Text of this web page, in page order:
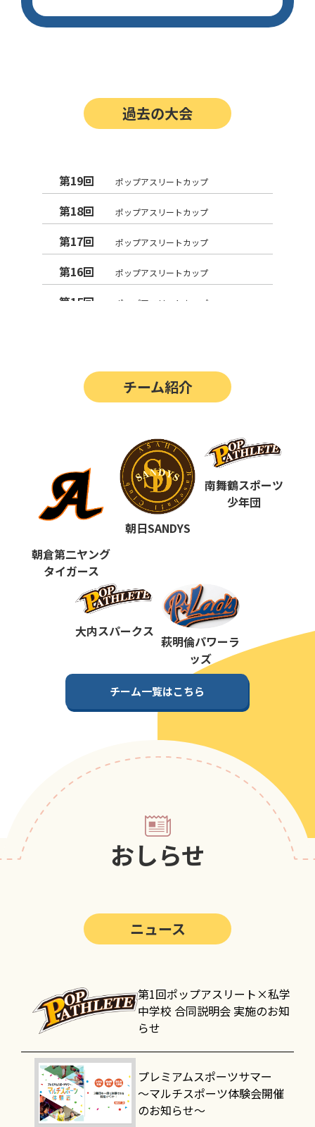
過去の大会
第19回 ポップアスリートカップ
第18回 ポップアスリートカップ
第17回 ポップアスリートカップ
第16回 ポップアスリートカップ
第15回 ポップアスリートカップ
第12回 決勝戦の動画はこちらから
ポップアスリートカップ
第10回 ポップアスリートカップ
第9回 ポップアスリートカップ
第7回
第6回 ポップアスリートカップ
第5回 ポップアスリートカップ
ポップアスリートカップ
ポップアスリートカップ
ポップアスリートカップ
チーム紹介
朝倉第二ヤング
タイガース
朝日SANDYS
南舞鶴スポーツ
少年団
大内スパークス
萩明倫パワーラ
ッズ
チーム一覧はこちら
おしらせ
ニュース
第1回ポップアスリート×私学
中学校 合同説明会 実施のお知
らせ
プレミアムスポーツサマー
～マルチスポーツ体験会開催
のお知らせ～